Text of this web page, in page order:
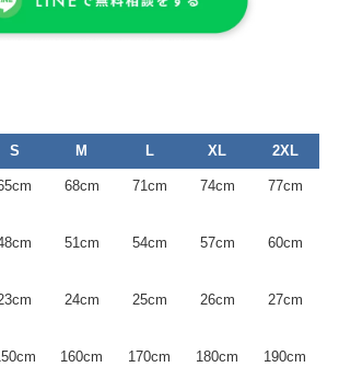
S M L XL 2XL
68cm 71cm 74cm 77cm
51cm 54cm 57cm 60cm
24cm 25cm 26cm 27cm
160cm
170cm
180cm
190cm